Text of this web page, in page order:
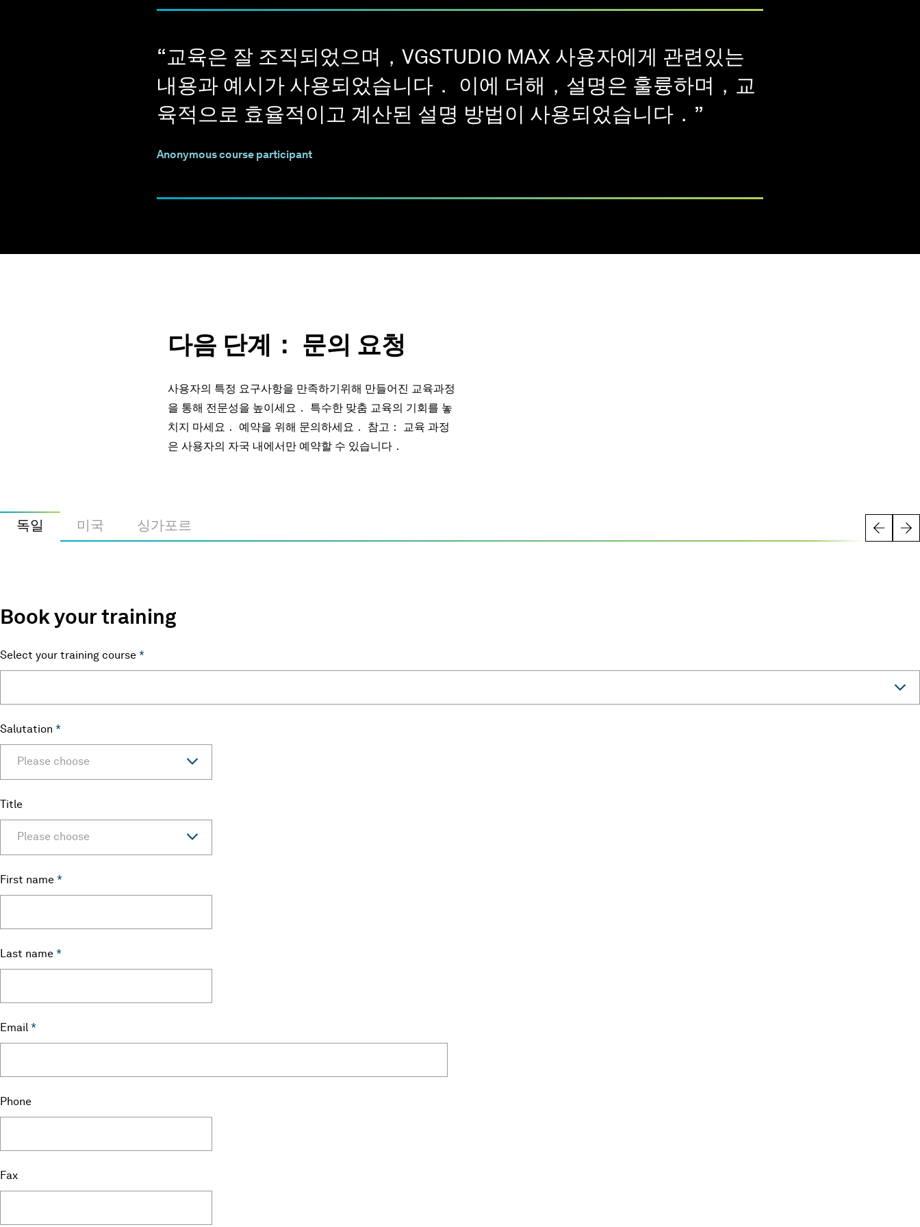
VGSTUDIO MAX를 실행하는 듀얼 스크린 셋업：하나의 스크린에는 VGSTUDIO MAX 실
스크롤 휠이 있는 3-버튼 마우스
환경에 따라 헤드셋／헤드폰이 유용할 수 있습니다
안정적 인터넷 연결（최소 5 Mbit/s，10 Mbit/s가 권고됨）
“ 교육은 잘 조직되었으며，VGSTUDIO MAX 사용자에게 관련있는
내용과 예시가 사용되었습니다． 이에 더해，설명은 훌륭하며，교
육적으로 효율적이고 계산된 설명 방법이 사용되었습니다．”
Anonymous course participant
다음 단계： 문의 요청
사용자의 특정 요구사항을 만족하기위해 만들어진 교육과정
을 통해 전문성을 높이세요． 특수한 맞춤 교육의 기회를 놓
치지 마세요． 예약을 위해 문의하세요． 참고： 교육 과정
은 사용자의 자국 내에서만 예약할 수 있습니다．
독일 미국 싱가포르
Book your training
Select your training course *
Salutation *
Please choose
Title
Please choose
First name *
Last name *
Email *
Phone
Fax